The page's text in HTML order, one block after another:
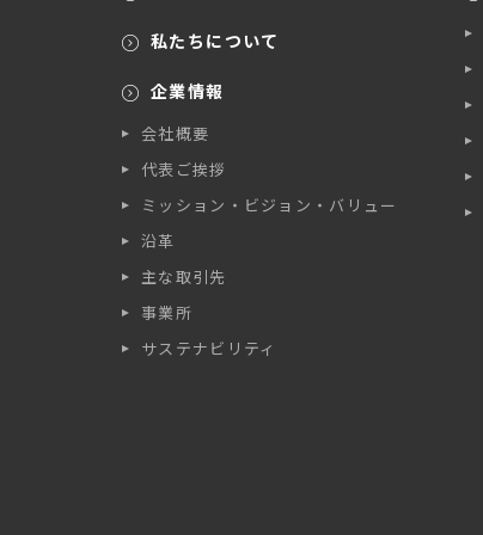
私たちについて
企業情報
会社概要
代表ご挨拶
ミッション・ビジョン・バリュー
沿革
主な取引先
事業所
サステナビリティ